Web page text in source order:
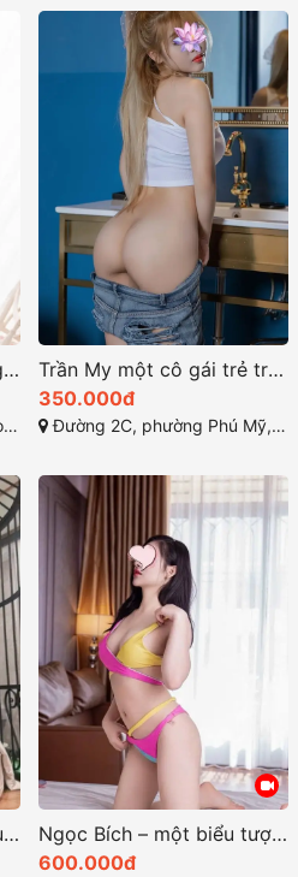
Khánh Ly sexy body nóng bỏng xinh xắn
Trần My một cô gái trẻ trung và dễ thương
350.000đ
Đường 2C, phường Phú Mỹ, Quận 7, Hồ Chí Minh
Lan Nhi – một lựa chọn tuyệt vời với chất lượng hoàn hảo
Ngọc Bích – một biểu tượng của vẻ đẹp hoàn hảo
600.000đ